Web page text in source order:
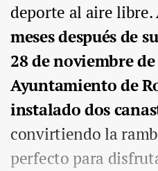
deporte al aire libre.
meses después de
28 de noviembre
Ayuntamiento de
instalado dos
convirtiendo la
perfecto para